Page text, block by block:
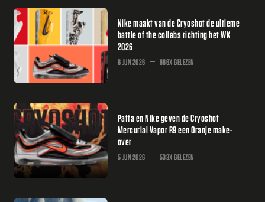
Nike maakt van de Cryoshot de ultieme
battle of the collabs richting het WK
2026
6 JUN 2026 886X GELEZEN
Patta en Nike geven de Cryoshot
Mercurial Vapor R9 een Oranje make-
over
5 JUN 2026 533X GELEZEN